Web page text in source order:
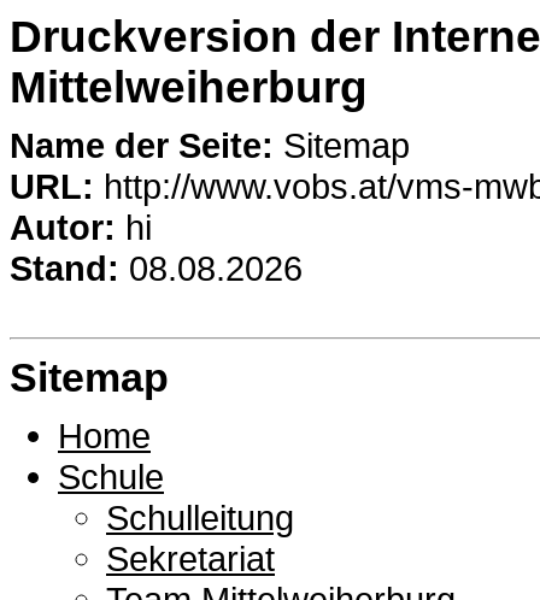
Druckversion der
Mittelweiherburg
Name der Seite: Sitemap
URL: http://www.vobs.at/vms-
Autor: hi
Stand: 08.08.2026
Sitemap
Home
Schule
Schulleitung
Sekretariat